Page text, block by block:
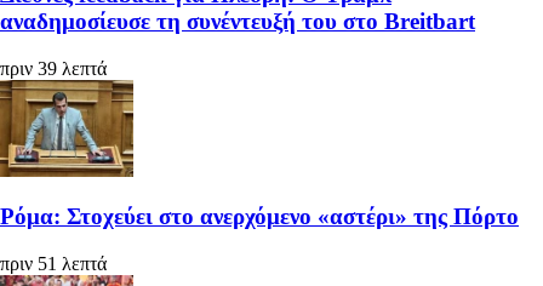
αναδημοσίευσε τη συνέντευξή του στο Breitbart
πριν 39 λεπτά
Ρόμα: Στοχεύει στο ανερχόμενο «αστέρι» της Πόρτο
πριν 51 λεπτά